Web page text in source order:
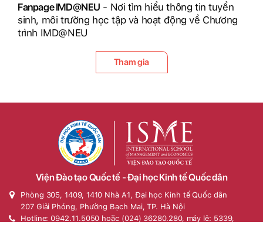
Fanpage IMD@NEU - Nơi tìm hiểu thông tin tuyển
sinh, môi trường học tập và hoạt động về Chương
trình IMD@NEU
Tham gia
Viện Đào tạo Quốc tế - Đại học Kinh tế Quốc dân
Phòng 305, 1409, 1410 Nhà A1, Đại học Kinh tế Quốc dân
207 Giải Phóng, Phường Bạch Mai, TP. Hà Nội
Hotline: 0942.11.5050 hoặc (024) 36280.280, máy lẻ: 5339,